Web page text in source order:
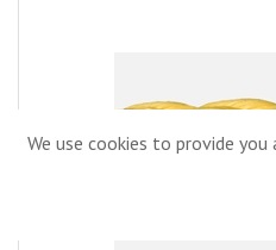
We use cookies to provide